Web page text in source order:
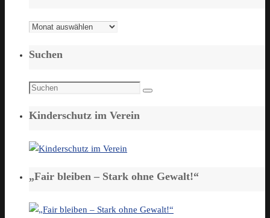
Archiv
Suchen
Suchen
Suchen
Kinderschutz im Verein
„Fair bleiben – Stark ohne Gewalt!“